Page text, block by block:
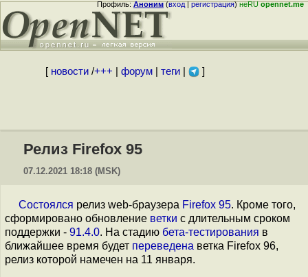
Профиль:Аноним(вход|регистрация)неRUopennet.me
[ новости/+++ форум| теги| ]
Релиз Firefox 95
07.12.2021 18:18 (MSK)
Состоялся релиз web-браузера Firefox 95. Кроме того,
сформировано обновление ветки с длительным сроком
поддержки - 91.4.0. На стадию бета-тестирования в
ближайшее время будет переведена ветка Firefox 96,
релиз которой намечен на 11 января.